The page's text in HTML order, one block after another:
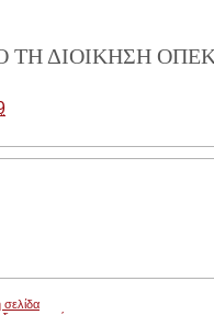
ΤΗ ΔΙΟΙΚΗΣΗ
σελίδα